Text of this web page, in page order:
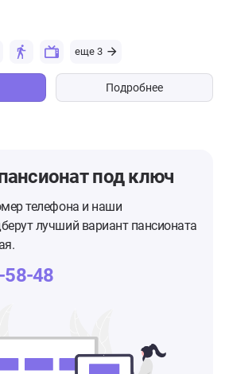
еще 3
Подробнее
под ключ
телефона и наши
лучший вариант пансионата
58-48